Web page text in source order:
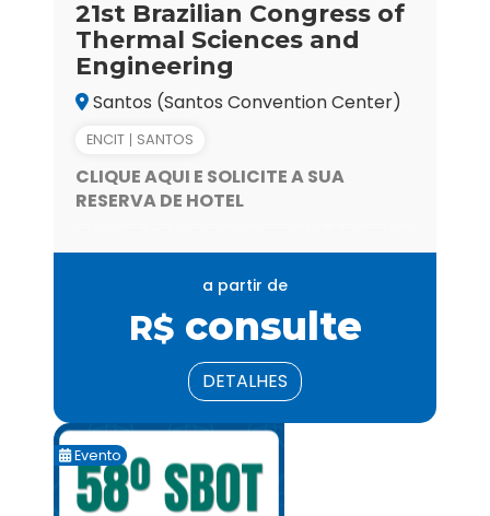
21st Brazilian Congress of
Thermal Sciences and
Engineering
Santos (Santos Convention Center)
ENCIT SANTOS
CLIQUE AQUI E SOLICITE A SUA
RESERVA DE HOTEL
DE PASSAGEM AÉREA
CLIQUE AQUI E EMITA O SEU SEGURO
VIAGEM
a partir de
R$consulte
DETALHES
Evento